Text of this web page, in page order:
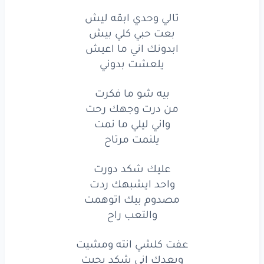
وانيليليما نمت
يلنمت مرتاح
عليكشكددورت
واحدايشبهكردت
مصدومبيك اتوهمت
والتعبراح
كلشيانتهومشيت
وبعدكانيشكدبجيت
وحطبضليت
محتاجكوياي
تالي وحدي ابقه ليش
بعت حبي كلي بيش
ابدونك اني ما اعيش
يلعشت بدوني
بيه شو ما فكرت
من درت وجهك رحت
واني ليلي ما نمت
يلنمت مرتاح
عليك شكد دورت
واحد ايشبهك ردت
مصدوم بيك اتوهمت
والتعب راح
عفت كلشي انته ومشيت
وبعدك اني شكد بجيت